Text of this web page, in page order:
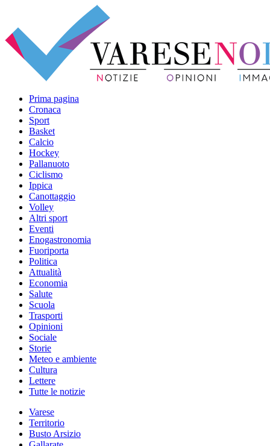
Prima pagina
Cronaca
Sport
Basket
Calcio
Hockey
Pallanuoto
Ciclismo
Ippica
Canottaggio
Volley
Altri sport
Eventi
Enogastronomia
Fuoriporta
Politica
Attualità
Economia
Salute
Scuola
Trasporti
Opinioni
Sociale
Storie
Meteo e ambiente
Cultura
Lettere
Tutte le notizie
Varese
Territorio
Busto Arsizio